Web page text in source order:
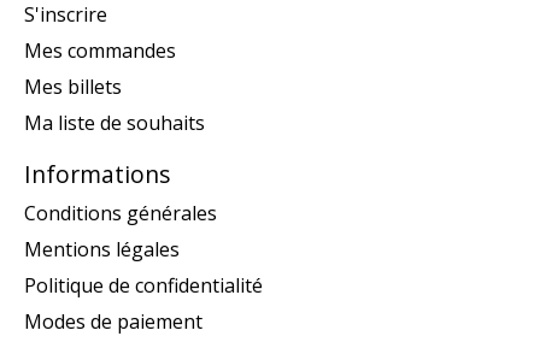
S'inscrire
Mes commandes
Mes billets
Ma liste de souhaits
Informations
Conditions générales
Mentions légales
Politique de confidentialité
Modes de paiement